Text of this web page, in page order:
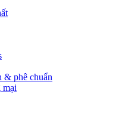
& phê chuẩn
mại